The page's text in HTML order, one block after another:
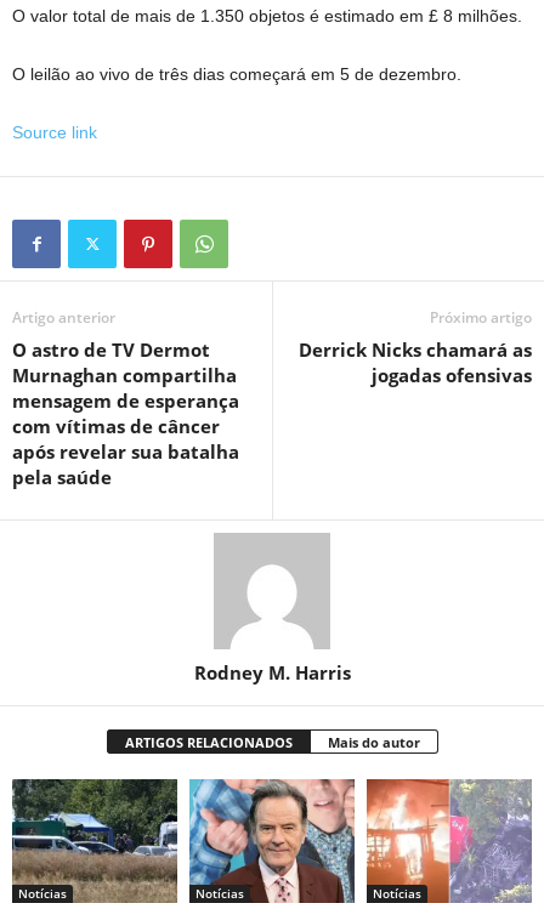
O valor total de mais de 1.350 objetos é estimado em £ 8 milhões.
O leilão ao vivo de três dias começará em 5 de dezembro.
Source link
Artigo anterior
O astro de TV Dermot
Murnaghan compartilha
mensagem de esperança
com vítimas de câncer
após revelar sua batalha
pela saúde
Próximo artigo
Derrick Nicks chamará as
jogadas ofensivas
Rodney M. Harris
ARTIGOS RELACIONADOS Mais do autor
Notícias Notícias Notícias